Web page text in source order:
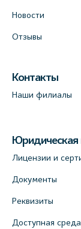
+7 (812) 565-11-12
В.О., д.5
+7 (812) 565-11-12
Новости
Отзывы
Контакты
Наши филиалы
Лицензии и
Документы
Реквизиты
Доступная